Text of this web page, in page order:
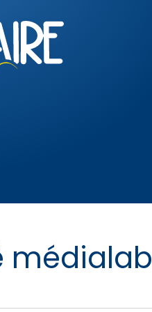
médialab